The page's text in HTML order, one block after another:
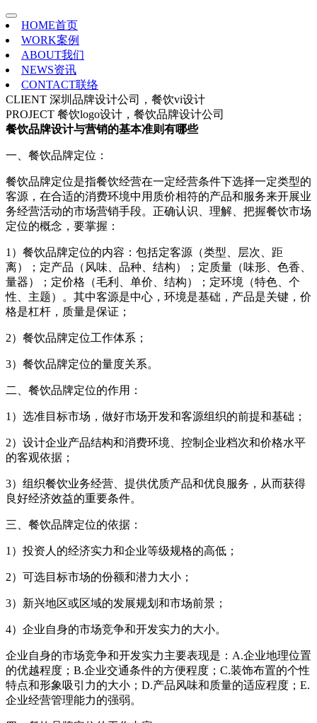
HOME首页
WORK案例
ABOUT我们
NEWS资讯
CONTACT联络
CLIENT 深圳品牌设计公司，餐饮vi设计
PROJECT 餐饮logo设计，餐饮品牌设计公司
餐饮品牌设计与营销的基本准则有哪些
一、餐饮品牌定位：
餐饮品牌定位是指餐饮经营在一定经营条件下选择一定类型的
客源，在合适的消费环境中用质价相符的产品和服务来开展业
务经营活动的市场营销手段。正确认识、理解、把握餐饮市场
定位的概念，要掌握：
1）餐饮品牌定位的内容：包括定客源（类型、层次、距
离）；定产品（风味、品种、结构）；定质量（味形、色香、
量器）；定价格（毛利、单价、结构）；定环境（特色、个
性、主题）。其中客源是中心，环境是基础，产品是关键，价
格是杠杆，质量是保证；
2）餐饮品牌定位工作体系；
3）餐饮品牌定位的量度关系。
二、餐饮品牌定位的作用：
1）选准目标市场，做好市场开发和客源组织的前提和基础；
2）设计企业产品结构和消费环境、控制企业档次和价格水平
的客观依据；
3）组织餐饮业务经营、提供优质产品和优良服务，从而获得
良好经济效益的重要条件。
三、餐饮品牌定位的依据：
1）投资人的经济实力和企业等级规格的高低；
2）可选目标市场的份额和潜力大小；
3）新兴地区或区域的发展规划和市场前景；
4）企业自身的市场竞争和开发实力的大小。
企业自身的市场竞争和开发实力主要表现是：A.企业地理位置
的优越程度；B.企业交通条件的方便程度；C.装饰布置的个性
特点和形象吸引力的大小；D.产品风味和质量的适应程度；E.
企业经营管理能力的强弱。